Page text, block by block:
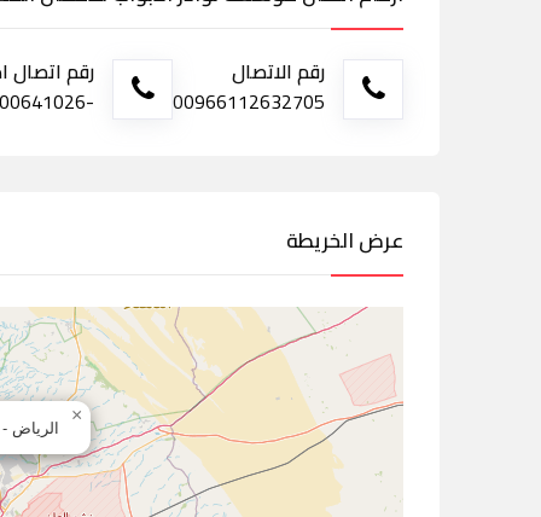
رقم الاتصال
00966112632705
رقم اتصال
-500641026
عرض الخريطة
الرياض -
×